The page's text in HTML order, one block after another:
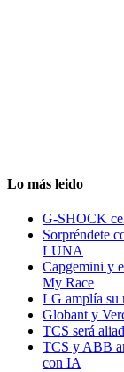
Lo más leido
G-SHOCK
Sorpréndete
LUNA
Capgemini y
My Race
LG amplía su
Globant y
TCS será
TCS y ABB
con IA